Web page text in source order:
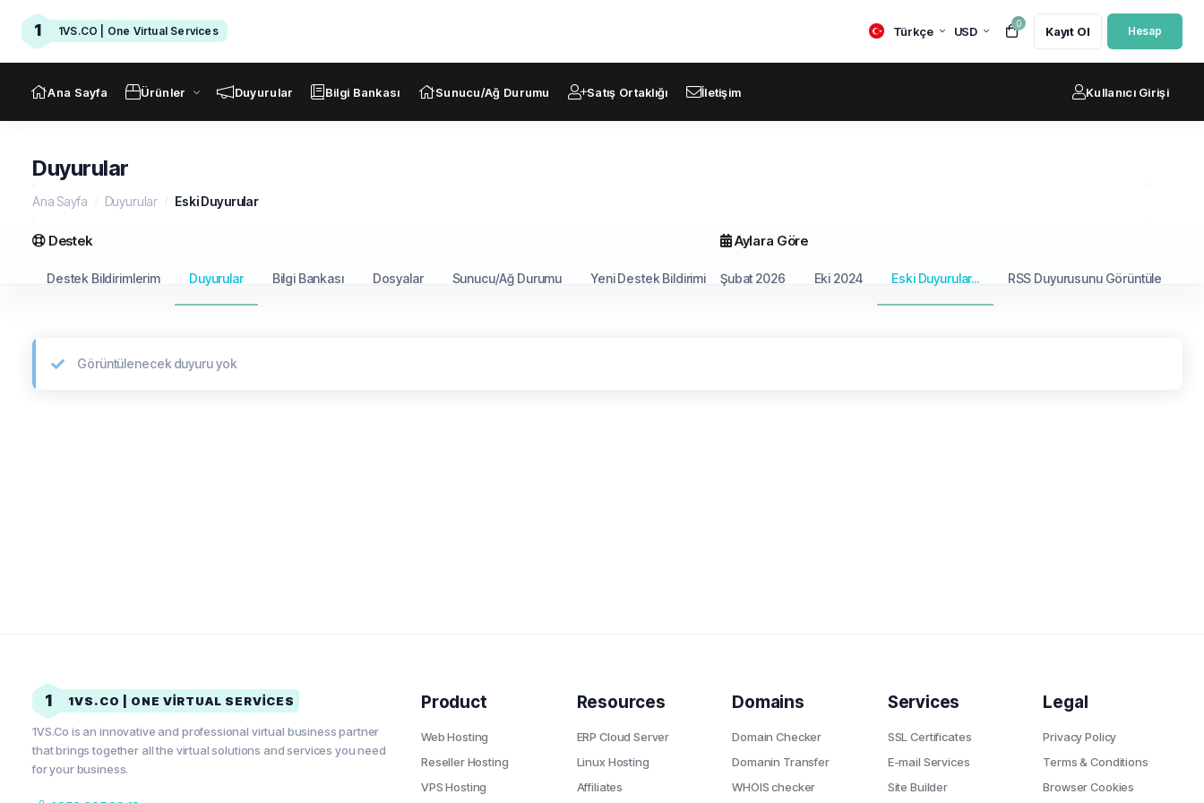
1 1VS.CO | One Virtual Services Türkçe USD
0
Kayıt Ol Hesap
Ana Sayfa Ürünler Duyurular Bilgi Bankası Sunucu/Ağ Durumu Satış Ortaklığı İletişim Kullanıcı Girişi
Duyurular
Ana Sayfa Duyurular Eski Duyurular
Aylara Göre
Şubat 2026 Eki 2024 Eski Duyurular... RSS Duyurusunu Görüntüle
Destek
Destek Bildirimlerim Duyurular Bilgi Bankası Dosyalar Sunucu/Ağ Durumu Yeni Destek Bildirimi
Görüntülenecek duyuru yok
1 1VS.CO | ONE VIRTUAL SERVICES
1VS.Co is an innovative and professional virtual business partner
that brings together all the virtual solutions and services you need
for your business.
Product
Web Hosting
Reseller Hosting
VPS Hosting
Resources
ERP Cloud Server
Linux Hosting
Affiliates
Domains
Domain Checker
Domanin Transfer
WHOIS checker
Services
SSL Certificates
E-mail Services
Site Builder
Legal
Privacy Policy
Terms & Conditions
Browser Cookies